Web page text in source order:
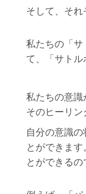
そして、それ
私たちの「サ
て、「サトル
私たちの意識
そのヒーリン
自分の意識の
とができます
とができるの